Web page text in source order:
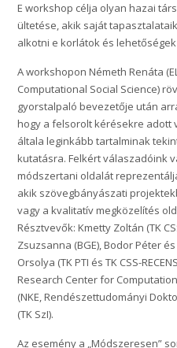
E workshop célja olyan hazai
ültetése, akik saját
alkotni e korlátok és
A workshopon Németh Renáta
Computational Social Science)
gyorstalpaló bevezetője után
hogy a felsorolt kérésekre adott
általa leginkább tartalminak
kutatásra. Felkért válaszadóink
módszertani oldalát
akik szövegbányászati
vagy a kvalitatív megközelítés
Résztvevők: Kmetty Zoltán (TK
Zsuzsanna (BGE), Bodor Péter és
Orsolya (TK PTI és TK CSS-
Research Center for
(NKE, Rendészettudományi
(TK SzI).
Az esemény a „Módszeresen”